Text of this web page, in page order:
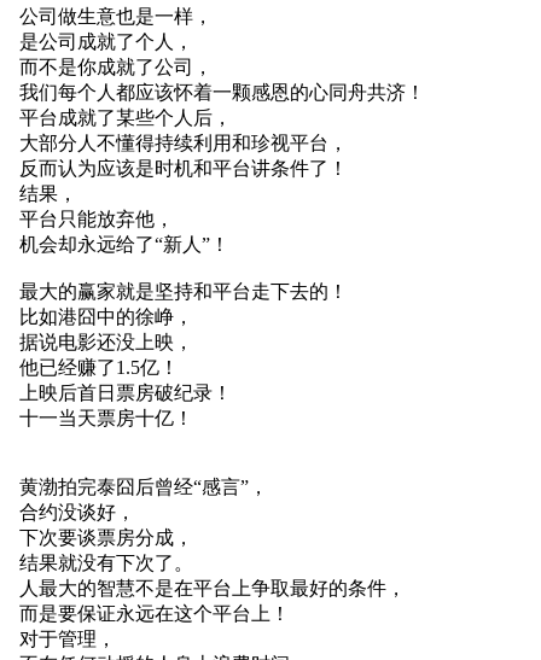
公司做生意也是一样，
是公司成就了个人，
而不是你成就了公司，
我们每个人都应该怀着一颗感恩的心同舟共济！
平台成就了某些个人后，
大部分人不懂得持续利用和珍视平台，
反而认为应该是时机和平台讲条件了！
结果，
平台只能放弃他，
机会却永远给了“新人”！
最大的赢家就是坚持和平台走下去的！
比如港囧中的徐峥，
据说电影还没上映，
他已经赚了1.5亿！
上映后首日票房破纪录！
十一当天票房十亿！
黄渤拍完泰囧后曾经“感言”，
合约没谈好，
下次要谈票房分成，
结果就没有下次了。
人最大的智慧不是在平台上争取最好的条件，
而是要保证永远在这个平台上！
对于管理，